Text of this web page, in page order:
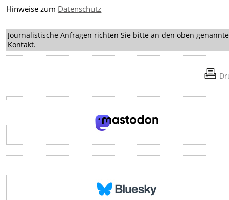
Hinweise zum Datenschutz
Journalistische Anfragen richten Sie bitte an den oben
Kontakt.